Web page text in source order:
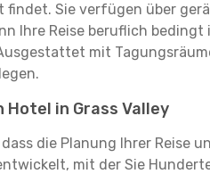
findet. Sie verfügen über
Ihre Reise beruflich
mit
in Grass Valley
dass die Planung Ihrer
mit der Sie